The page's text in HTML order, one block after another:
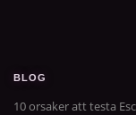
BLOG
10 orsaker att testa